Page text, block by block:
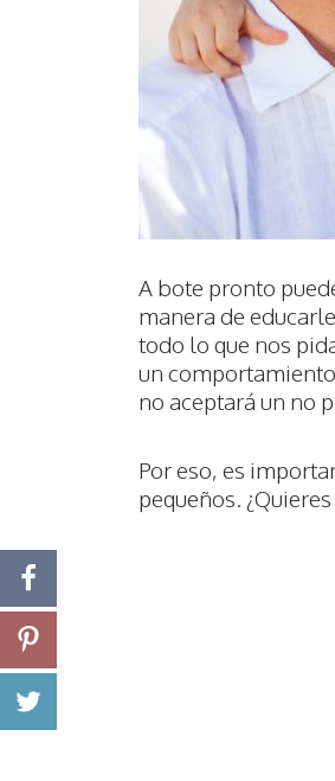
A bote pronto
manera de
todo lo que nos
un
no aceptará un no
Por eso, es
pequeños.